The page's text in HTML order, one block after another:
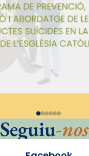
Seguiu-nos